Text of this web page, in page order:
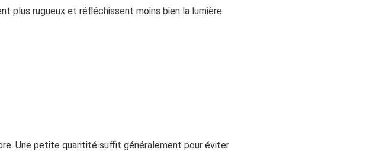
plus rugueux et réfléchissent moins bien la lumière.
Une petite quantité suffit généralement pour éviter